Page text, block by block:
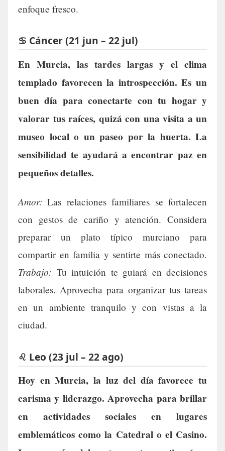
enfoque fresco.
♋ Cáncer (21 jun – 22 jul)
En Murcia, las tardes largas y el clima
templado favorecen la introspección. Es un
buen día para conectarte con tu hogar y
valorar tus raíces, quizá con una visita a un
museo local o un paseo por la huerta. La
sensibilidad te ayudará a encontrar paz en
pequeños detalles.
Amor: Las relaciones familiares se fortalecen
con gestos de cariño y atención. Considera
preparar un plato típico murciano para
compartir en familia y sentirte más conectado.
Trabajo: Tu intuición te guiará en decisiones
laborales. Aprovecha para organizar tus tareas
en un ambiente tranquilo y con vistas a la
ciudad.
♌ Leo (23 jul – 22 ago)
Hoy en Murcia, la luz del día favorece tu
carisma y liderazgo. Aprovecha para brillar
en actividades sociales en lugares
emblemáticos como la Catedral o el Casino.